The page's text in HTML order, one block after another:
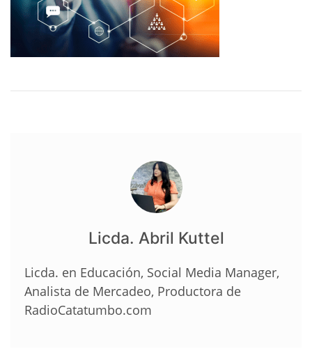
Licda. Abril Kuttel
Licda. en Educación, Social Media Manager,
Analista de Mercadeo, Productora de
RadioCatatumbo.com